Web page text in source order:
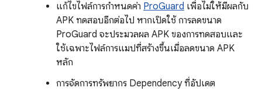
แก้ไขไฟล์การกำหนดค่า ProGuard เพื่อไม่ให้มีผลกับ
APK ทดสอบอีกต่อไป หากเปิดใช้ การลดขนาด
ProGuard จะประมวลผล APK ของการทดสอบและ
ใช้เฉพาะไฟล์การแมปที่สร้างขึ้นเมื่อลดขนาด APK
หลัก
การจัดการทรัพยากร Dependency ที่อัปเดต